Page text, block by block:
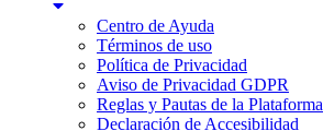
Centro de Ayuda
Términos de uso
Política de Privacidad
Aviso de Privacidad GDPR
Reglas y Pautas de la Plataforma
Declaración de Accesibilidad